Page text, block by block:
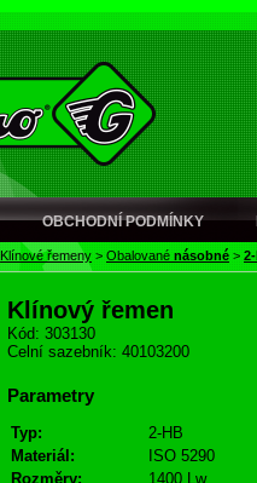
OBCHODNÍ PODMÍNKY
Klínové řemeny > Obalované násobné >
Klínový řemen
Kód: 303130
Celní sazebník: 40103200
Parametry
Typ:
2-HB
Materiál:
ISO 5290
Rozměry:
1400 Lw